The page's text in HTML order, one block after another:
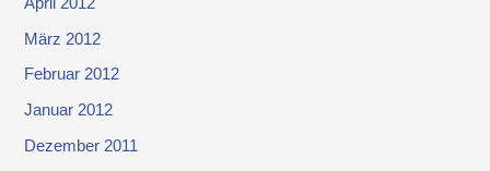
März 2012
Februar 2012
Januar 2012
Dezember 2011